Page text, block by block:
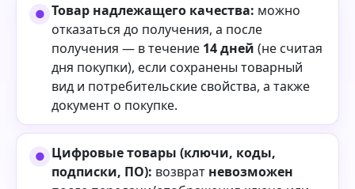
Товар надлежащего качества: можно
отказаться до получения, а после
получения — в течение 14 дней (не считая
дня покупки), если сохранены товарный
вид и потребительские свойства, а также
документ о покупке.
Цифровые товары (ключи, коды,
подписки, ПО): возврат невозможен